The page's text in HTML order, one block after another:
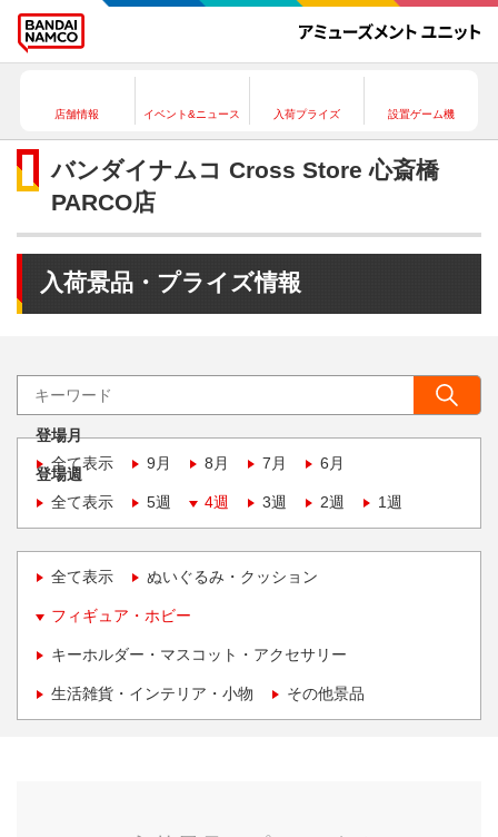
店舗情報 イベント&ニュース 入荷プライズ 設置ゲーム機
バンダイナムコ Cross Store 心斎橋
PARCO店
入荷景品・プライズ情報
登場月
全て表示
9月 8月 7月 6月
登場週
全て表示
5週 4週 3週 2週 1週
全て表示 ぬいぐるみ・クッション
フィギュア・ホビー
キーホルダー・マスコット・アクセサリー
生活雑貨・インテリア・小物 その他景品